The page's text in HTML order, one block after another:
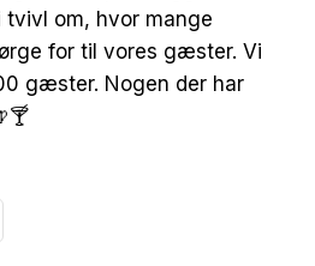
om, hvor mange
for til vores gæster. Vi
gæster. Nogen der har